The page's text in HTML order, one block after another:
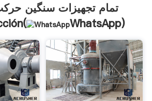
تمام تجهیزات سنگین
WhatsApp)